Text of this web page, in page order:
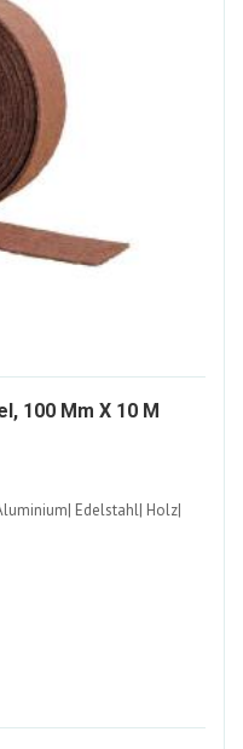
100 Mm X 10 M
Edelstahl| Holz|